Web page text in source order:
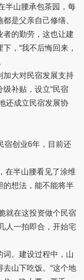
半山腰承包茶园，每
是父亲自己修缮、
者的勤劳，这也让建
，“我不后悔回来，
加大对民宿发展支持
补贴，设立“民宿
还成立民宿发展协
宿创业6年，目前还
在半山腰看见了涂维
的想法，能不能将半
就在这投资做个民宿
人一拍即合，开始宅
词。建设过程中，山
去山下吃饭。“这个地